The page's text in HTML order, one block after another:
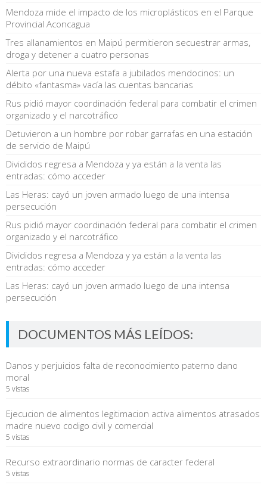
Mendoza mide el impacto de los microplásticos en el Parque
Provincial Aconcagua
Tres allanamientos en Maipú permitieron secuestrar armas,
droga y detener a cuatro personas
Alerta por una nueva estafa a jubilados mendocinos: un
débito «fantasma» vacía las cuentas bancarias
Rus pidió mayor coordinación federal para combatir el crimen
organizado y el narcotráfico
Detuvieron a un hombre por robar garrafas en una estación
de servicio de Maipú
Divididos regresa a Mendoza y ya están a la venta las
entradas: cómo acceder
Las Heras: cayó un joven armado luego de una intensa
persecución
Rus pidió mayor coordinación federal para combatir el crimen
organizado y el narcotráfico
Divididos regresa a Mendoza y ya están a la venta las
entradas: cómo acceder
Las Heras: cayó un joven armado luego de una intensa
persecución
DOCUMENTOS MÁS LEÍDOS:
Danos y perjuicios falta de reconocimiento paterno dano
moral
5 vistas
Ejecucion de alimentos legitimacion activa alimentos atrasados
madre nuevo codigo civil y comercial
5 vistas
Recurso extraordinario normas de caracter federal
5 vistas